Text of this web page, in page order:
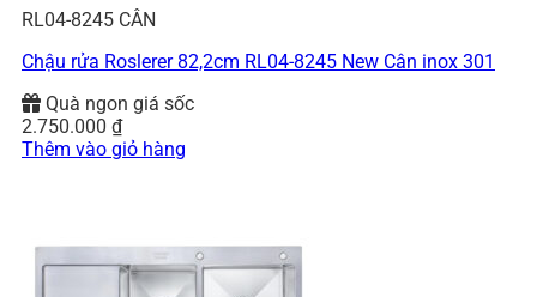
RL04-8245 CÂN
Chậu rửa Roslerer 82,2cm RL04-8245 New Cân inox 301
Quà ngon giá sốc
2.750.000 ₫
Thêm vào giỏ hàng